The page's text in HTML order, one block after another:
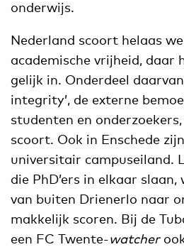
onderwijs.
Nederland scoort helaas
academische vrijheid, daar
gelijk in. Onderdeel
integrity’, de externe
studenten en
scoort. Ook in Enschede
universitair campuseiland.
die PhD’ers in elkaar
van buiten Drienerlo naar
makkelijk scoren. Bij de
een FC Twente-watcher